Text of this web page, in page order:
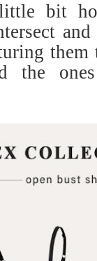
little bit
the